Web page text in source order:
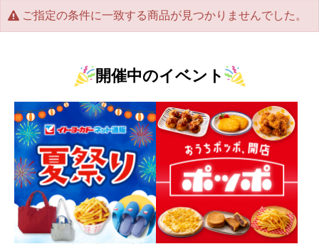
練物 ドレッシング
バス・ヘルス用品 カタログギフト
ご指定の条件に一致する商品が見つかりませんでした。
開催中のイベント